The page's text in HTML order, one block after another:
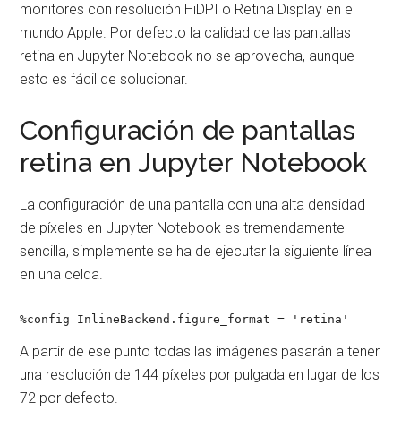
monitores con resolución HiDPI o Retina Display en el
mundo Apple. Por defecto la calidad de las pantallas
retina en Jupyter Notebook no se aprovecha, aunque
esto es fácil de solucionar.
Configuración de pantallas
retina en Jupyter Notebook
La configuración de una pantalla con una alta densidad
de píxeles en Jupyter Notebook es tremendamente
sencilla, simplemente se ha de ejecutar la siguiente línea
en una celda.
%config InlineBackend.figure_format = 'retina'
A partir de ese punto todas las imágenes pasarán a tener
una resolución de 144 píxeles por pulgada en lugar de los
72 por defecto.